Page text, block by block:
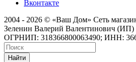
Вконтакте
2004 - 2026 © «Ваш Дом» Сеть
Зеленин Валерий Валентинович (ИП)
ОГРНИП: 318366800063490; ИНН:
Найти